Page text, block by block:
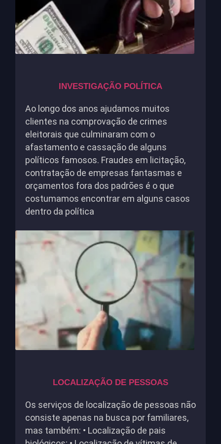
INVESTIGAÇÃO POLÍTICA
Ao longo dos anos ajudamos muitos
clientes na comprovação de crimes
eleitorais que culminaram com o
afastamento e cassação de alguns
políticos famosos. Fraudes em licitação,
contratação de empresas fantasmas e
orçamentos fora dos padrões é o que
costumamos encontrar em alguns casos
dentro da política
LOCALIZAÇÃO DE PESSOAS
Os serviços de localização de pessoas não
consiste apenas na busca por familiares,
mas também: • Localização de pais